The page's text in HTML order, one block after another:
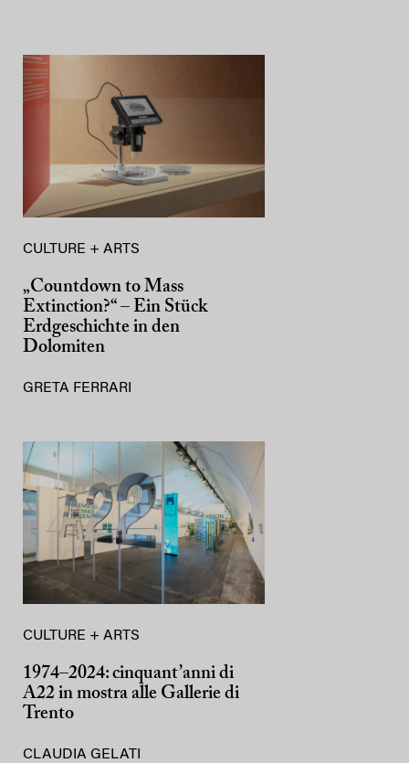
CULTURE + ARTS
„Countdown to Mass
Extinction?“ – Ein Stück
Erdgeschichte in den
Dolomiten
GRETA FERRARI
CULTURE + ARTS
1974–2024: cinquant’anni di
A22 in mostra alle Gallerie di
Trento
CLAUDIA GELATI